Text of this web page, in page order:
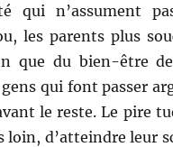
qui n’assument
les parents plus
que du bien-être
gens qui font passer
le reste. Le pire
loin, d’atteindre leur